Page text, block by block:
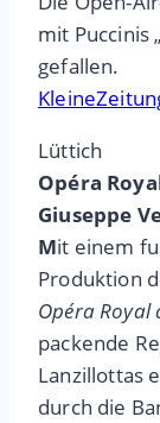
mit Puccinis
gefallen.
Lüttich
Opéra
Giuseppe
Mit einem
Produktion
Opéra Royal
packende
Lanzillottas
durch die